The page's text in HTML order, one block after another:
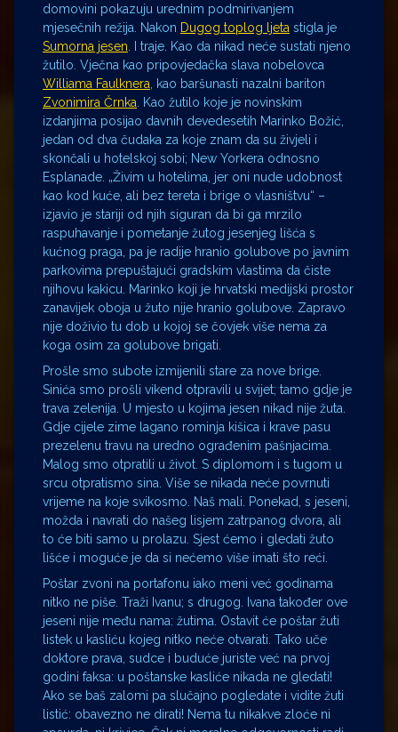
domovini pokazuju urednim podmirivanjem
mjesečnih režija. Nakon Dugog toplog ljeta stigla je
Sumorna jesen . I traje. Kao da nikad neće sustati njeno
žutilo. Vječna kao pripovjedačka slava nobelovca
Williama Faulknera , kao baršunasti nazalni bariton
Zvonimira Črnka . Kao žutilo koje je novinskim
izdanjima posijao davnih devedesetih Marinko Božić,
jedan od dva čudaka za koje znam da su živjeli i
skončali u hotelskoj sobi; New Yorkera odnosno
Esplanade. „Živim u hotelima, jer oni nude udobnost
kao kod kuće, ali bez tereta i brige o vlasništvu“ –
izjavio je stariji od njih siguran da bi ga mrzilo
raspuhavanje i pometanje žutog jesenjeg lišća s
kućnog praga, pa je radije hranio golubove po javnim
parkovima prepuštajući gradskim vlastima da čiste
njihovu kakicu. Marinko koji je hrvatski medijski prostor
zanavijek oboja u žuto nije hranio golubove. Zapravo
nije doživio tu dob u kojoj se čovjek više nema za
koga osim za golubove brigati.
Prošle smo subote izmijenili stare za nove brige.
Sinića smo prošli vikend otpravili u svijet; tamo gdje je
trava zelenija. U mjesto u kojima jesen nikad nije žuta.
Gdje cijele zime lagano rominja kišica i krave pasu
prezelenu travu na uredno ograđenim pašnjacima.
Malog smo otpratili u život. S diplomom i s tugom u
srcu otpratismo sina. Više se nikada neće povrnuti
vrijeme na koje svikosmo. Naš mali. Ponekad, s jeseni,
možda i navrati do našeg lisjem zatrpanog dvora, ali
to će biti samo u prolazu. Sjest ćemo i gledati žuto
lišće i moguće je da si nećemo više imati što reći.
Poštar zvoni na portafonu iako meni već godinama
nitko ne piše. Traži Ivanu; s drugog. Ivana također ove
jeseni nije među nama: žutima. Ostavit će poštar žuti
listek u kasliću kojeg nitko neće otvarati. Tako uče
doktore prava, sudce i buduće juriste već na prvoj
godini faksa: u poštanske kasliće nikada ne gledati!
Ako se baš zalomi pa slučajno pogledate i vidite žuti
listić: obavezno ne dirati! Nema tu nikakve zloće ni